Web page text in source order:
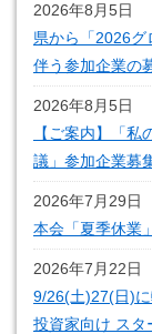
2026年8月5日
県から「2026グ
伴う参加企業の
2026年8月5日
【ご案内】「
議」参加企業募
2026年7月29日
本会「夏季休業
2026年7月22日
9/26(土)27(日)に
投資家向け スタ